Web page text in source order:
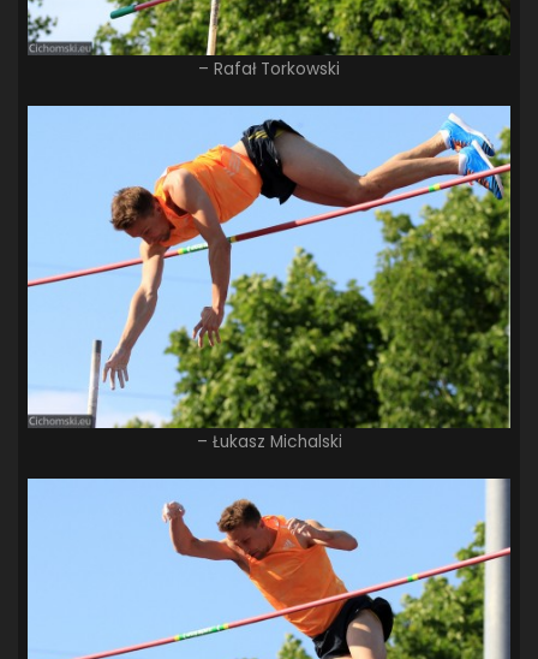
– Rafał Torkowski
– Łukasz Michalski